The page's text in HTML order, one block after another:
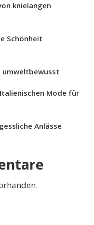
knielangen
Schönheit
umweltbewusst
Mode für
Anlässe